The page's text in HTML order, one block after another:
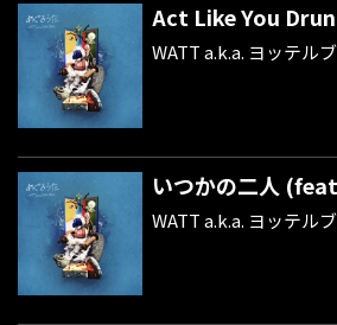
Act Like You
WATT a.k.a. ヨッテル
いつかの二人
WATT a.k.a. ヨッテル